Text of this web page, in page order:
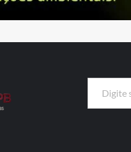
Digite seu e-mail…